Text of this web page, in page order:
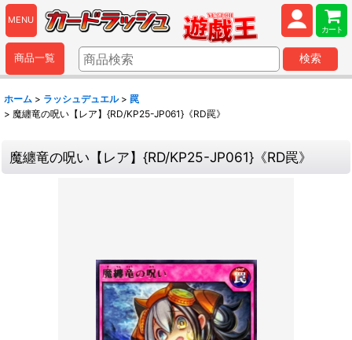
MENU
カート
商品一覧 検索
ホーム > ラッシュデュエル > 罠
> 魔纏竜の呪い【レア】{RD/KP25-JP061}《RD罠》
魔纏竜の呪い【レア】{RD/KP25-JP061}《RD罠》